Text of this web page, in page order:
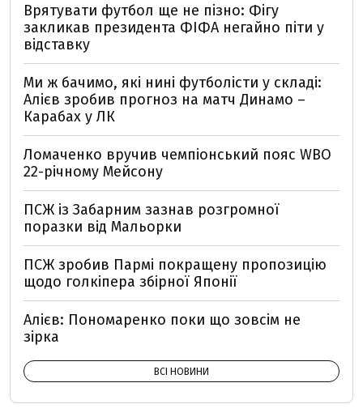
Врятувати футбол ще не пізно: Фігу
закликав президента ФІФА негайно піти у
відставку
Ми ж бачимо, які нині футболісти у складі:
Алієв зробив прогноз на матч Динамо –
Карабах у ЛК
Ломаченко вручив чемпіонський пояс WBO
22-річному Мейсону
ПСЖ із Забарним зазнав розгромної
поразки від Мальорки
ПСЖ зробив Пармі покращену пропозицію
щодо голкіпера збірної Японії
Алієв: Пономаренко поки що зовсім не
зірка
ВСІ НОВИНИ